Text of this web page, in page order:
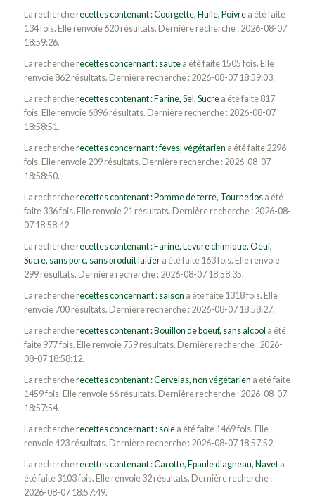
La rechercherecettes contenant : Courgette, Huile, Poivrea été faite
134 fois. Elle renvoie 620 résultats. Dernière recherche : 2026-08-07
18:59:26.
La rechercherecettes concernant : sautea été faite 1505 fois. Elle
renvoie 862 résultats. Dernière recherche : 2026-08-07 18:59:03.
La rechercherecettes contenant : Farine, Sel, Sucrea été faite 817
fois. Elle renvoie 6896 résultats. Dernière recherche : 2026-08-07
18:58:51.
La rechercherecettes concernant : feves, végétarien a été faite 2296
fois. Elle renvoie 209 résultats. Dernière recherche : 2026-08-07
18:58:50.
La rechercherecettes contenant : Pomme de terre, Tournedosa été
faite 336 fois. Elle renvoie 21 résultats. Dernière recherche : 2026-08-
07 18:58:42.
La rechercherecettes contenant : Farine, Levure chimique, Oeuf,
Sucre, sans porc, sans produit laitiera été faite 163 fois. Elle renvoie
299 résultats. Dernière recherche : 2026-08-07 18:58:35.
La rechercherecettes concernant : saison a été faite 1318 fois. Elle
renvoie 700 résultats. Dernière recherche : 2026-08-07 18:58:27.
La rechercherecettes contenant : Bouillon de boeuf, sans alcool a été
faite 977 fois. Elle renvoie 759 résultats. Dernière recherche : 2026-
08-07 18:58:12.
La rechercherecettes contenant : Cervelas, non végétarien a été faite
1459 fois. Elle renvoie 66 résultats. Dernière recherche : 2026-08-07
18:57:54.
La rechercherecettes concernant : solea été faite 1469 fois. Elle
renvoie 423 résultats. Dernière recherche : 2026-08-07 18:57:52.
La rechercherecettes contenant : Carotte, Epaule d'agneau, Naveta
été faite 3103 fois. Elle renvoie 32 résultats. Dernière recherche :
2026-08-07 18:57:49.